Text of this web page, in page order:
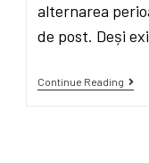
alternarea
de post. Deși
Continue Reading